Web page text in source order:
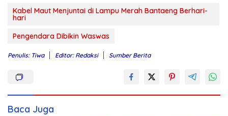
Kabel Maut Menjuntai di Lampu Merah Bantaeng Berhari-
hari
Pengendara Dibikin Waswas
Penulis: Tiwa Editor: Redaksi Sumber Berita
Baca Juga